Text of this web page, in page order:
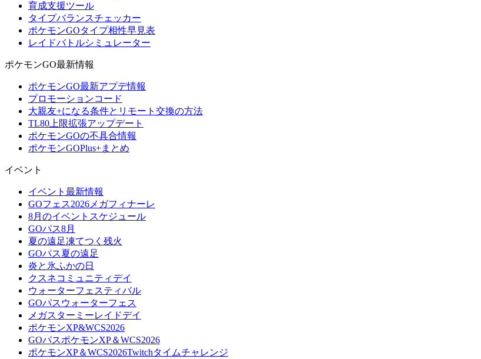
育成支援ツール
タイプバランスチェッカー
ポケモンGOタイプ相性早見表
レイドバトルシミュレーター
ポケモンGO最新情報
ポケモンGO最新アプデ情報
プロモーションコード
大親友+になる条件とリモート交換の方法
TL80上限拡張アップデート
ポケモンGOの不具合情報
ポケモンGOPlus+まとめ
イベント
イベント最新情報
GOフェス2026メガフィナーレ
8月のイベントスケジュール
GOパス8月
夏の遠足凍てつく残火
GOパス夏の遠足
炎と氷ふかの日
クスネコミュニティデイ
ウォーターフェスティバル
GOパスウォーターフェス
メガスターミーレイドデイ
ポケモンXP&WCS2026
GOパスポケモンXP＆WCS2026
ポケモンXP＆WCS2026Twitchタイムチャレンジ